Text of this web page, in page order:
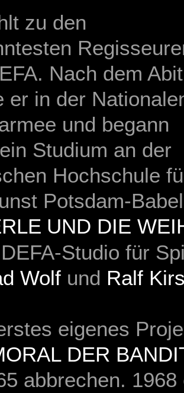
zu den
Nach dem
er in der
und begann
Studium an der
Hochschule
Potsdam-
UND DIE
Studio für
Wolf und Ralf
eigenes
DER
abbrechen.